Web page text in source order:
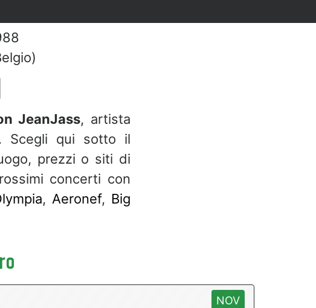
JeanJass, artista
Scegli qui sotto il
prezzi o siti di
concerti con
, Aeronef, Big
NOV